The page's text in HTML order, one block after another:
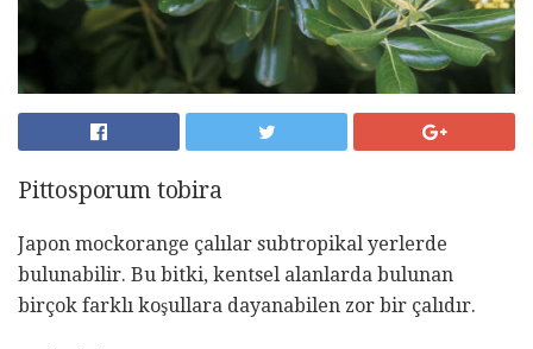
Pittosporum tobira
Japon mockorange çalılar subtropikal yerlerde
bulunabilir. Bu bitki, kentsel alanlarda bulunan
birçok farklı koşullara dayanabilen zor bir çalıdır.